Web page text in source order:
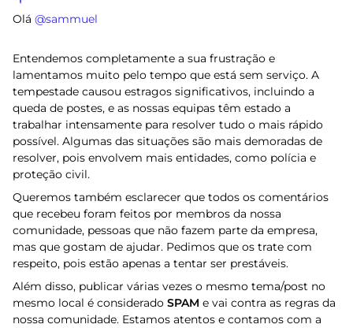
Olá ​ @sammuel
Entendemos completamente a sua frustração e
lamentamos muito pelo tempo que está sem serviço. A
tempestade causou estragos significativos, incluindo a
queda de postes, e as nossas equipas têm estado a
trabalhar intensamente para resolver tudo o mais rápido
possível. Algumas das situações são mais demoradas de
resolver, pois envolvem mais entidades, como polícia e
proteção civil.
Queremos também esclarecer que todos os comentários
que recebeu foram feitos por membros da nossa
comunidade, pessoas que não fazem parte da empresa,
mas que gostam de ajudar. Pedimos que os trate com
respeito, pois estão apenas a tentar ser prestáveis.
Além disso, publicar várias vezes o mesmo tema/post no
mesmo local é considerado SPAM e vai contra as regras da
nossa comunidade. Estamos atentos e contamos com a